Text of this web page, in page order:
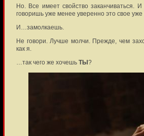
Но. Все имеет свойство заканчиваться.
говоришь уже менее уверенно это свое
И…замолкаешь.
Не говори. Лучше молчи. Прежде, чем
как я.
…так чего же хочешь ТЫ ?